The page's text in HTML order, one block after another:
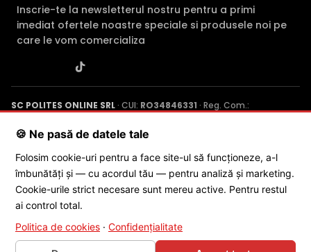
Inscrie-te la newsletterul nostru pentru a primi
imediat ofertele noastre speciale si produsele noi pe
care le vom comercializa
SC POLITES ONLINE SRL · CUI: RO34846331 · Reg. Com.:
Poenaru, Nr. 1, Craiova, Jud. Dolj ·
© 2026 SC POLITES ONLINE SRL
🍪 Ne pasă de datele tale
Folosim cookie-uri pentru a face site-ul să funcționeze, a-l
îmbunătăți și — cu acordul tău — pentru analiză și marketing.
Cookie-urile strict necesare sunt mereu active. Pentru restul
ai control total.
Politica de cookies · Confidențialitate